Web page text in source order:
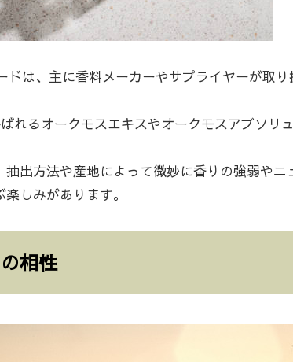
ドは、主に香料メーカーやサプライヤーが取
れるオークモスエキスやオークモスアブソリ
出方法や産地によって微妙に香りの強弱やニ
しみがあります。
相性